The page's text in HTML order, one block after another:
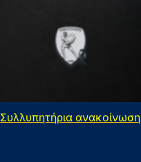
Συλλυπητήρια ανακοίνωση